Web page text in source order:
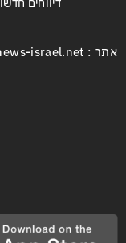
דיווחים
אתר : www.news-israel.net